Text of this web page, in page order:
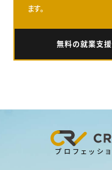
ます。
無料の就業支
プロフェッシ